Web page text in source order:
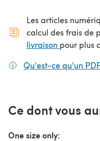
Les articles
calcul des frais de
livraison (s'ouvre
pour plus
Qu'est-ce qu'un
Ce dont vous
One size only: